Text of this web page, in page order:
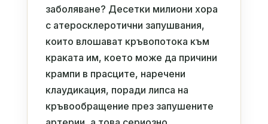
заболяване? Десетки милиони хора
с атеросклеротични запушвания,
които влошават кръвопотока към
краката им, което може да причини
крампи в прасците, наречени
клаудикация, поради липса на
кръвообращение през запушените